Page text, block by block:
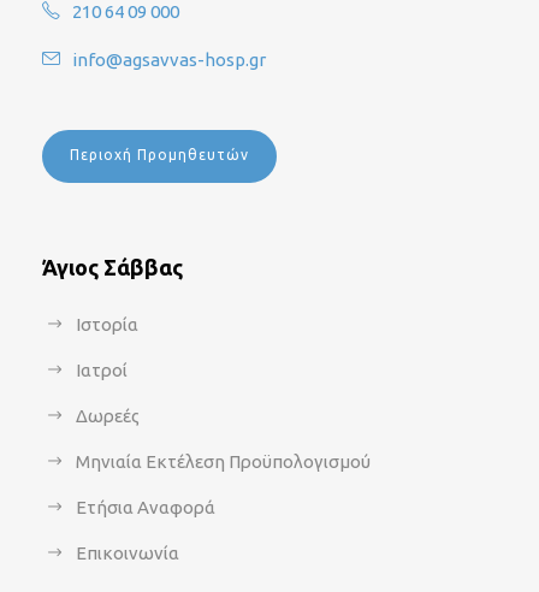
210 64 09 000
info@agsavvas-hosp.gr
Περιοχή Προμηθευτών
Άγιος Σάββας
Ιστορία
Ιατροί
Δωρεές
Μηνιαία Εκτέλεση Προϋπολογισμού
Ετήσια Αναφορά
Επικοινωνία